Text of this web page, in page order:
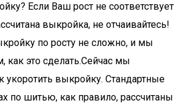
Если Ваш рост не соответствует
выкройка, не отчаивайтесь!
по росту не сложно, и мы
как это сделать.Сейчас мы
укоротить выкройку. Стандартные
по шитью, как правило, рассчитаны